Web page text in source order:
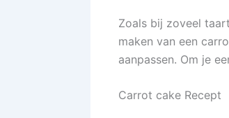
Zoals bij zoveel
maken van een
aanpassen. Om je
Carrot cake Recept